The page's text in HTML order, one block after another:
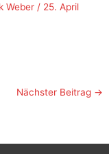
Weber / 25. April
Nächster Beitrag →